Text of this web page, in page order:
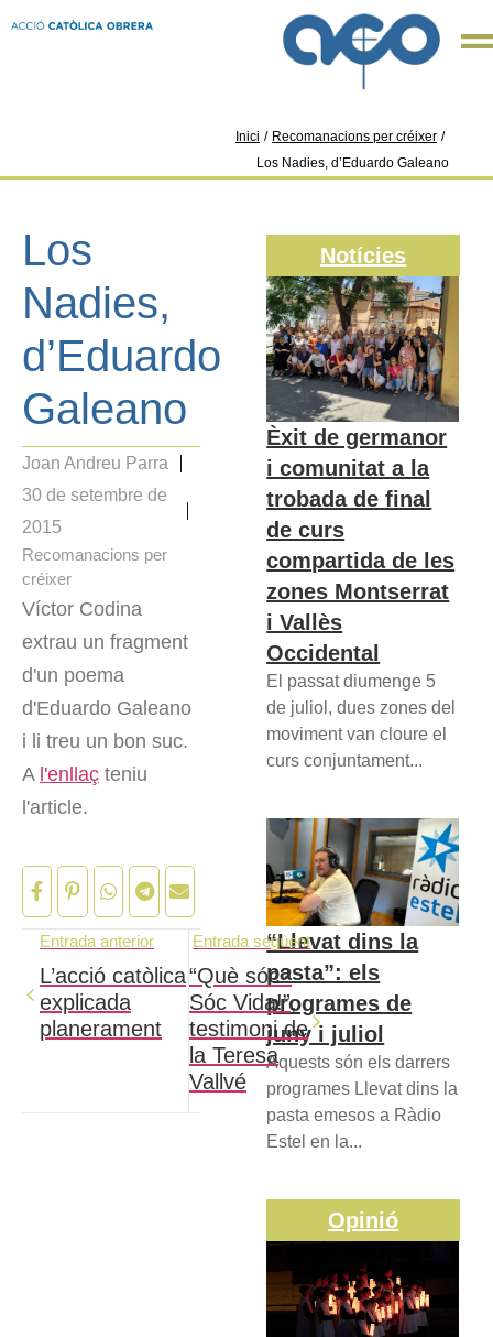
Inici / Recomanacions per créixer /
Los Nadies, d’Eduardo Galeano
Los
Nadies,
d’Eduardo
Galeano
Joan Andreu Parra
30 de setembre de
2015
Recomanacions per
créixer
Víctor Codina
extrau un fragment
d'un poema
d'Eduardo Galeano
i li treu un bon suc.
A l'enllaç teniu
l'article.
Entrada anterior
L’acció catòlica
explicada
planerament
Entrada següent
“Què sóc?
Sóc Vida!”,
testimoni de
la Teresa
Vallvé
Notícies
Èxit de germanor
i comunitat a la
trobada de final
de curs
compartida de les
zones Montserrat
i Vallès
Occidental
El passat diumenge 5
de juliol, dues zones del
moviment van cloure el
curs conjuntament...
“Llevat dins la
pasta”: els
programes de
juny i juliol
Aquests són els darrers
programes Llevat dins la
pasta emesos a Ràdio
Estel en la...
Opinió